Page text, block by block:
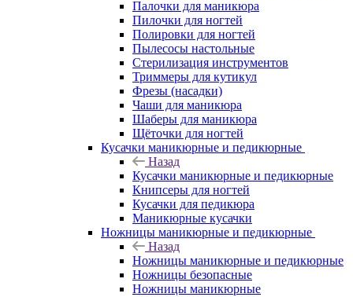
Палочки для маникюра
Пилочки для ногтей
Полировки для ногтей
Пылесосы настольные
Стерилизация инструментов
Триммеры для кутикул
Фрезы (насадки)
Чаши для маникюра
Шаберы для маникюра
Щёточки для ногтей
Кусачки маникюрные и педикюрные
Назад
Кусачки маникюрные и педикюрные
Книпсеры для ногтей
Кусачки для педикюра
Маникюрные кусачки
Ножницы маникюрные и педикюрные
Назад
Ножницы маникюрные и педикюрные
Ножницы безопасные
Ножницы маникюрные